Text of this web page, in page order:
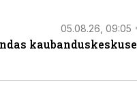
05.08.26, 09:05
kaubanduskeskuse